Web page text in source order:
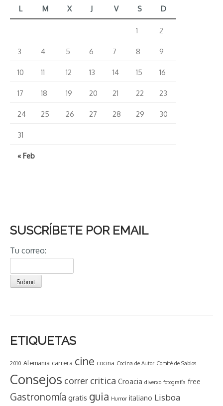
de
L
M X J V S D
« Feb
1 2
3 4 5 6 7 8 9
10 11 12 13 14 15 16
17 18 19 20 21 22 23
24 25 26 27 28 29 30
31
SUSCRÍBETE POR EMAIL
Tu correo:
ETIQUETAS
2010 Alemania carrera cine cocina Cocina de Autor Comité de Sabios
Consejos correr critica Croacia diverxo fotografía free
Gastronomía gratis guia Humor italiano Lisboa